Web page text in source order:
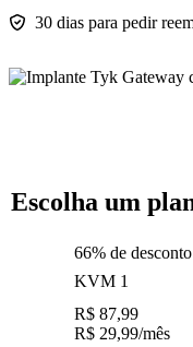
30 dias para pedir
Escolha um
66% de desconto
KVM 1
R$ 87,99
R$ 29,99/mês